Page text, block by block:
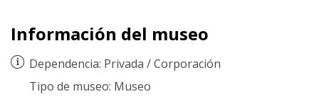
Información del museo
Dependencia: Privada /Corporación
Tipo de museo: Museo